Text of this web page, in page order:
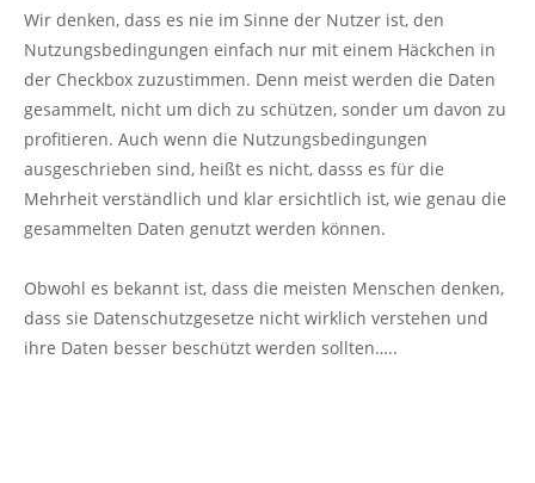
Wir denken, dass es nie im Sinne der Nutzer ist, den
Nutzungsbedingungen einfach nur mit einem Häckchen in
der Checkbox zuzustimmen. Denn meist werden die Daten
gesammelt, nicht um dich zu schützen, sonder um davon zu
profitieren. Auch wenn die Nutzungsbedingungen
ausgeschrieben sind, heißt es nicht, dasss es für die
Mehrheit verständlich und klar ersichtlich ist, wie genau die
gesammelten Daten genutzt werden können.
Obwohl es bekannt ist, dass die meisten Menschen denken,
dass sie Datenschutzgesetze nicht wirklich verstehen und
ihre Daten besser beschützt werden sollten…..